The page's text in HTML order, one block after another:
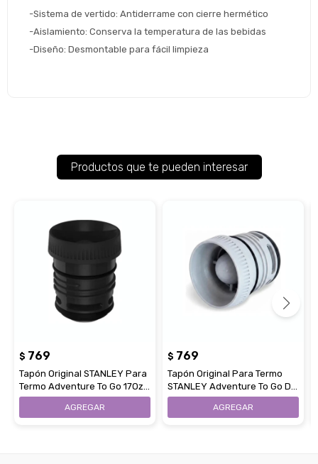
-Sistema de vertido: Antiderrame con cierre hermético
-Aislamiento: Conserva la temperatura de las bebidas
-Diseño: Desmontable para fácil limpieza
Productos que te pueden interesar
$ 769
Tapón Original STANLEY Para
Termo Adventure To Go 17Oz y
25Oz 750ML - Negro
$ 769
Tapón Original Para Termo
STANLEY Adventure To Go De
1L - Gris Polar
Volver al inicio